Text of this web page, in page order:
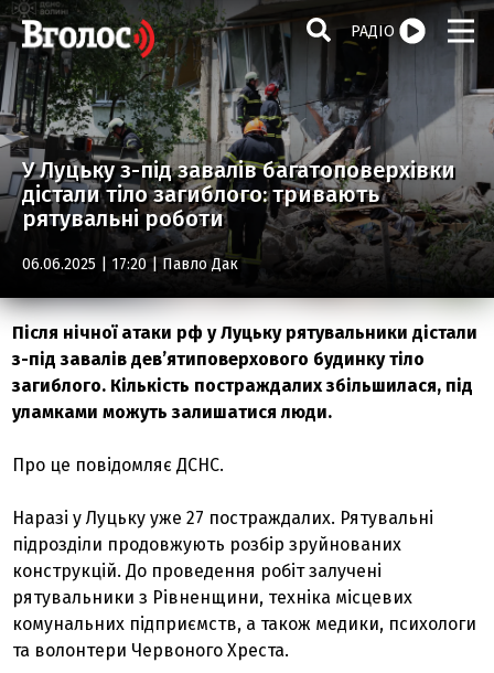
РАДІО
У Луцьку з-під завалів багатоповерхівки
дістали тіло загиблого: тривають
рятувальні роботи
06.06.2025 | 17:20 |Павло Дак
Після нічної атаки рф у Луцьку рятувальники дістали
з-під завалів девʼятиповерхового будинку тіло
загиблого. Кількість постраждалих збільшилася, під
уламками можуть залишатися люди.
Про це повідомляє ДСНС.
Наразі у Луцьку уже 27 постраждалих. Рятувальні
підрозділи продовжують розбір зруйнованих
конструкцій. До проведення робіт залучені
рятувальники з Рівненщини, техніка місцевих
комунальних підприємств, а також медики, психологи
та волонтери Червоного Хреста.